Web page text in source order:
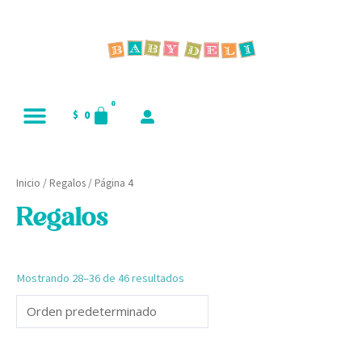
$ 0
0
CART
Inicio / Regalos / Página 4
Regalos
Mostrando 28–36 de 46 resultados